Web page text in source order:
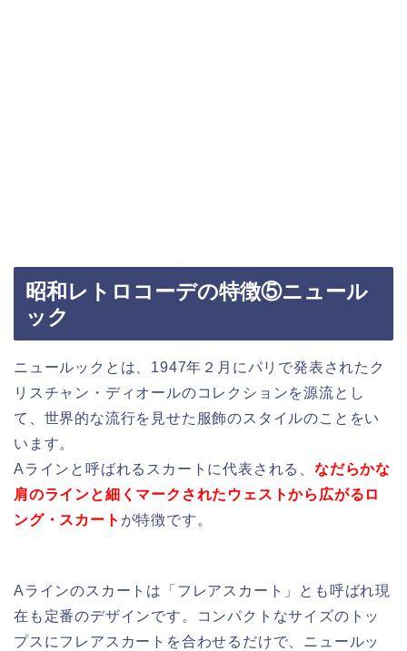
昭和レトロコーデの特徴⑤ニュール
ック
ニュールックとは、1947年２月にパリで発表されたク
リスチャン・ディオールのコレクションを源流とし
て、世界的な流行を見せた服飾のスタイルのことをい
います。
Aラインと呼ばれるスカートに代表される、 なだらかな
肩のラインと細くマークされたウェストから広がるロ
ング・スカート が特徴です。
Aラインのスカートは「フレアスカート」とも呼ばれ現
在も定番のデザインです。コンパクトなサイズのトッ
プスにフレアスカートを合わせるだけで、ニュールッ